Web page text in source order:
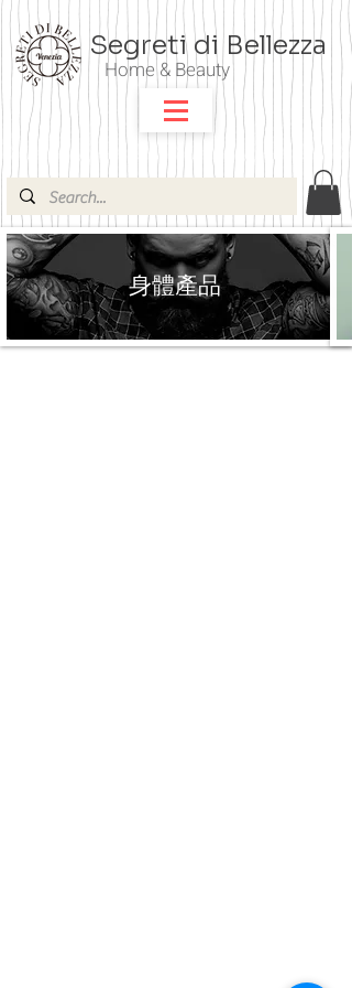
Segreti di Bellezza
Home & Beauty
身體產品